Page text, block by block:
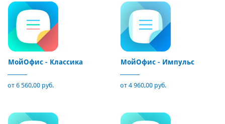
МойОфис - Классика
от 6 560,00 руб.
МойОфис - Импульс
от 4 960,00 руб.